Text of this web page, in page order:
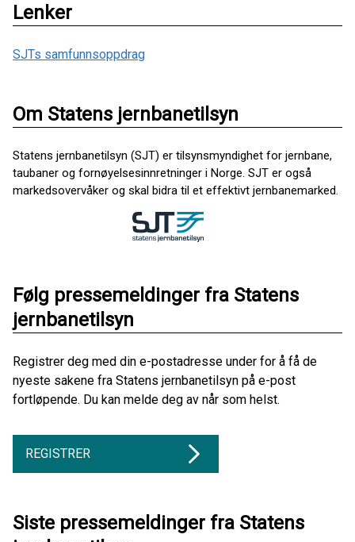
Lenker
SJTs samfunnsoppdrag
Om Statens jernbanetilsyn
Statens jernbanetilsyn (SJT) er tilsynsmyndighet for jernbane,
taubaner og fornøyelsesinnretninger i Norge. SJT er også
markedsovervåker og skal bidra til et effektivt jernbanemarked.
Følg pressemeldinger fra Statens
jernbanetilsyn
Registrer deg med din e-postadresse under for å få de
nyeste sakene fra Statens jernbanetilsyn på e-post
fortløpende. Du kan melde deg av når som helst.
REGISTRER
Siste pressemeldinger fra Statens